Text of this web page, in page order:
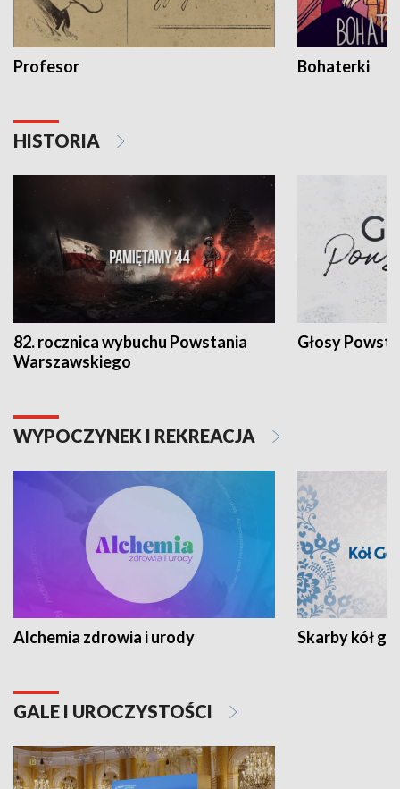
Profesor Bohaterki
HISTORIA
82. rocznica wybuchu Powstania
Warszawskiego
Głosy
WYPOCZYNEK I REKREACJA
Alchemia zdrowia i urody Skarby kół
GALE I UROCZYSTOŚCI